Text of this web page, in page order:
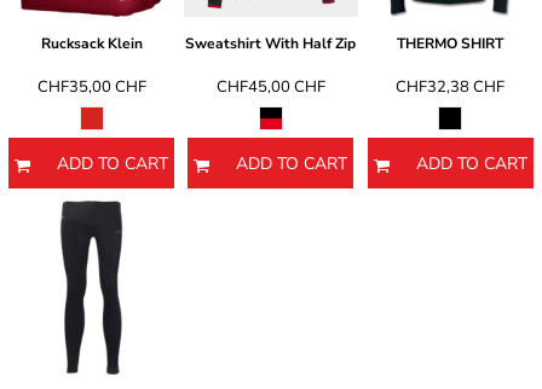
Rucksack Klein
CHF35,00 CHF
ADD TO CART
Sweatshirt With Half Zip
CHF45,00 CHF
ADD TO CART
THERMO SHIRT
CHF32,38CHF
ADD TO CART